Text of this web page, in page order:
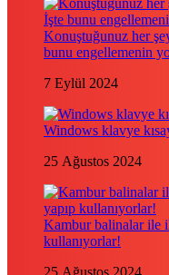
Konuştuğunuz her
bunu engellemenin
7 Eylül 2024
Windows klavye
25 Ağustos 2024
Kambur balinalar ile
kullanıyorlar!
25 Ağustos 2024